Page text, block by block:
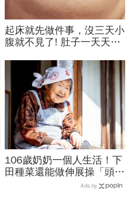
起床就先做件事，沒三天小
腹就不見了! 肚子一天天變
106歲奶奶一個人生活！下
田種菜還能做伸展操「頭貼
腿」...公開8個健康長壽秘
Ads by